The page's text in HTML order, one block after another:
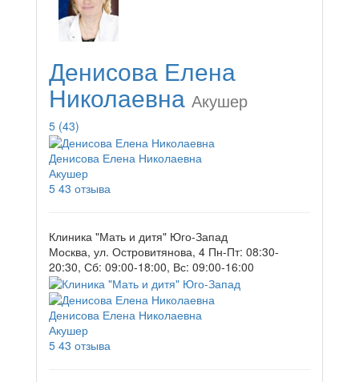
Денисова Елена
Николаевна Акушер
5 (43)
Денисова Елена Николаевна
Акушер
5 43 отзыва
Клиника "Мать и дитя" Юго-Запад
Москва, ул. Островитянова, 4 Пн-Пт: 08:30-
20:30, Сб: 09:00-18:00, Вс: 09:00-16:00
Денисова Елена Николаевна
Акушер
5 43 отзыва